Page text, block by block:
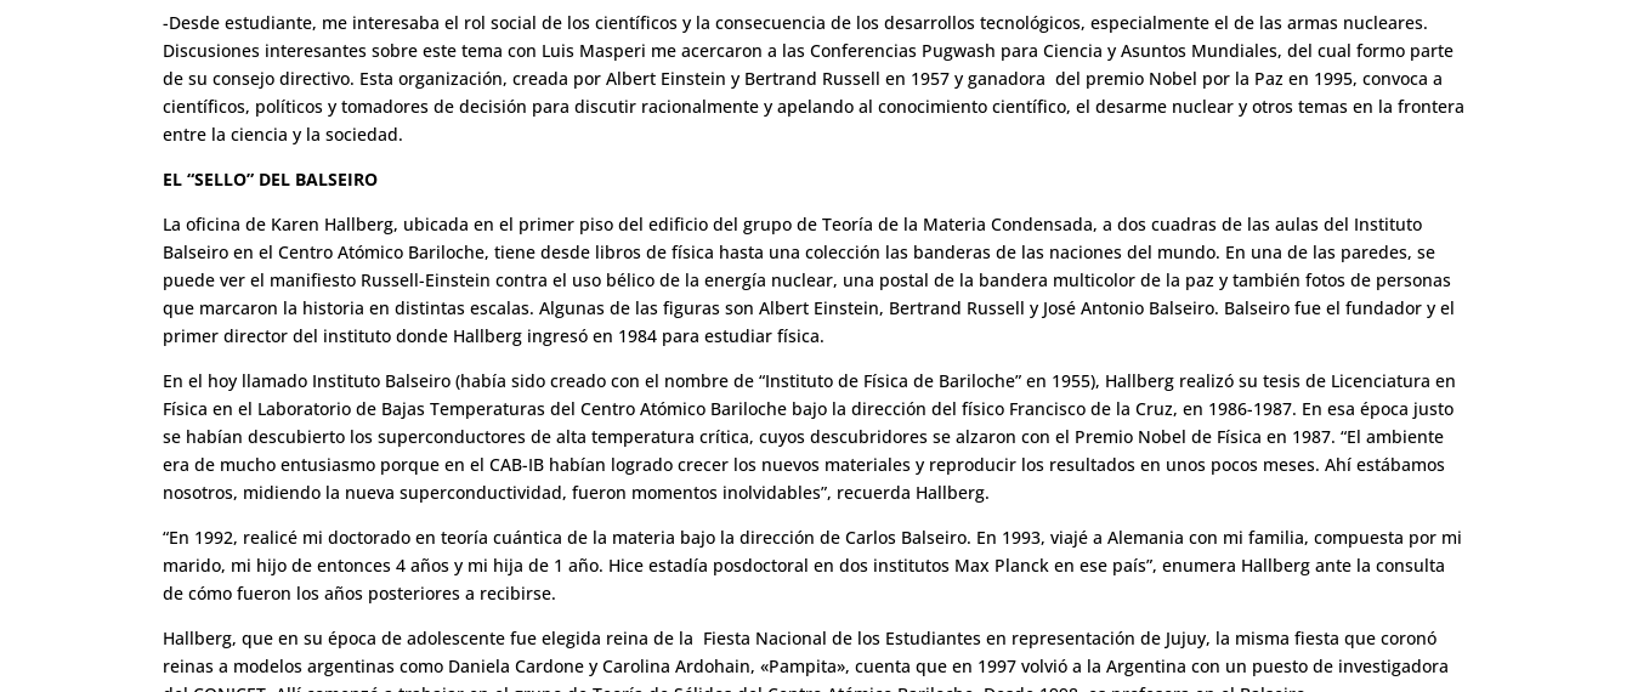
-Desde estudiante, me interesaba el rol social de los científicos y la consecuencia de los desarrollos tecnológicos, especialmente el de las armas nucleares.
Discusiones interesantes sobre este tema con Luis Masperi me acercaron a las Conferencias Pugwash para Ciencia y Asuntos Mundiales, del cual formo parte
de su consejo directivo. Esta organización, creada por Albert Einstein y Bertrand Russell en 1957 y ganadora del premio Nobel por la Paz en 1995, convoca a
científicos, políticos y tomadores de decisión para discutir racionalmente y apelando al conocimiento científico, el desarme nuclear y otros temas en la frontera
entre la ciencia y la sociedad.
EL “SELLO” DEL BALSEIRO
La oficina de Karen Hallberg, ubicada en el primer piso del edificio del grupo de Teoría de la Materia Condensada, a dos cuadras de las aulas del Instituto
Balseiro en el Centro Atómico Bariloche, tiene desde libros de física hasta una colección las banderas de las naciones del mundo. En una de las paredes, se
puede ver el manifiesto Russell-Einstein contra el uso bélico de la energía nuclear, una postal de la bandera multicolor de la paz y también fotos de personas
que marcaron la historia en distintas escalas. Algunas de las figuras son Albert Einstein, Bertrand Russell y José Antonio Balseiro. Balseiro fue el fundador y el
primer director del instituto donde Hallberg ingresó en 1984 para estudiar física.
En el hoy llamado Instituto Balseiro (había sido creado con el nombre de “Instituto de Física de Bariloche” en 1955), Hallberg realizó su tesis de Licenciatura en
Física en el Laboratorio de Bajas Temperaturas del Centro Atómico Bariloche bajo la dirección del físico Francisco de la Cruz, en 1986-1987. En esa época justo
se habían descubierto los superconductores de alta temperatura crítica, cuyos descubridores se alzaron con el Premio Nobel de Física en 1987. “El ambiente
era de mucho entusiasmo porque en el CAB-IB habían logrado crecer los nuevos materiales y reproducir los resultados en unos pocos meses. Ahí estábamos
nosotros, midiendo la nueva superconductividad, fueron momentos inolvidables”, recuerda Hallberg.
“En 1992, realicé mi doctorado en teoría cuántica de la materia bajo la dirección de Carlos Balseiro. En 1993, viajé a Alemania con mi familia, compuesta por mi
marido, mi hijo de entonces 4 años y mi hija de 1 año. Hice estadía posdoctoral en dos institutos Max Planck en ese país”, enumera Hallberg ante la consulta
de cómo fueron los años posteriores a recibirse.
Hallberg, que en su época de adolescente fue elegida reina de la Fiesta Nacional de los Estudiantes en representación de Jujuy, la misma fiesta que coronó
reinas a modelos argentinas como Daniela Cardone y Carolina Ardohain, «Pampita», cuenta que en 1997 volvió a la Argentina con un puesto de investigadora